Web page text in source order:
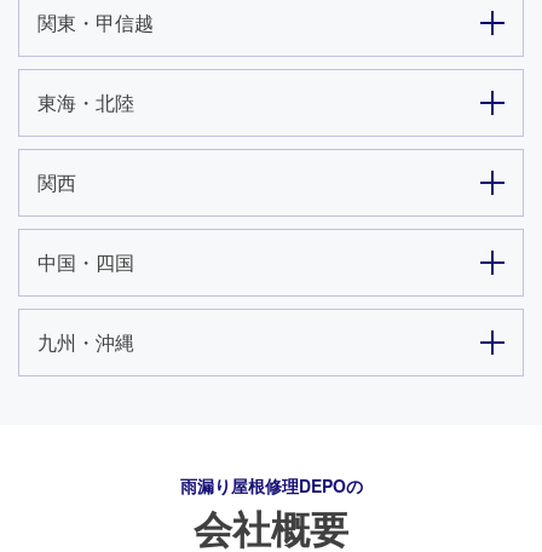
関東・甲信越
東海・北陸
関西
中国・四国
九州・沖縄
雨漏り屋根修理DEPOの
会社概要